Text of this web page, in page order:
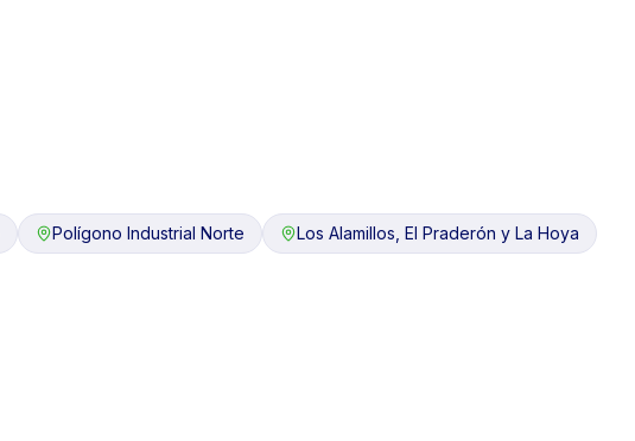
Polígono Industrial Norte
Los Alamillos, El Praderón y La Hoya